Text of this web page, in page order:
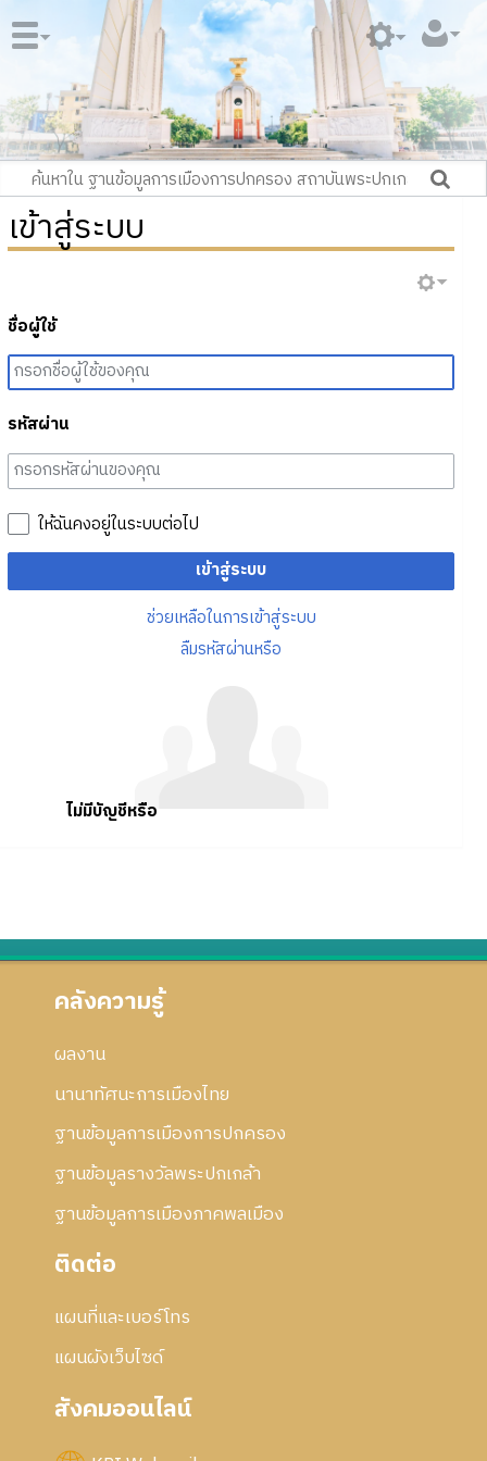
เข้าสู่ระบบ
ชื่อผู้ใช้
รหัสผ่าน
ให้ฉันคงอยู่ในระบบต่อไป
เข้าสู่ระบบ
ช่วยเหลือในการเข้าสู่ระบบ
ลืมรหัสผ่านหรือ
ไม่มีบัญชีหรือ
คลังความรู้
ผลงาน
นานาทัศนะการเมืองไทย
ฐานข้อมูลการเมืองการปกครอง
ฐานข้อมูลรางวัลพระปกเกล้า
ฐานข้อมูลการเมืองภาคพลเมือง
ติดต่อ
แผนที่และเบอร์โทร
แผนผังเว็บไซด์
สังคมออนไลน์